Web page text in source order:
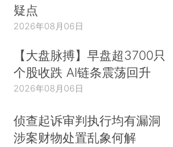
疑点
2026年08月06日
【大盘脉搏】早盘超3700只
个股收跌 AI链条震荡回升
2026年08月06日
侦查起诉审判执行均有漏洞
涉案财物处置乱象何解